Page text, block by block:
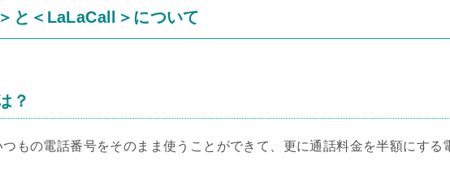
と＜LaLaCall＞について
？
もの電話番号をそのまま使うことができて、更に通話料金を半額にする